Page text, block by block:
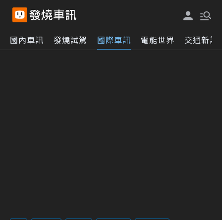
國內車訊 發燒試駕 國際車訊 電能世界 交通新訊